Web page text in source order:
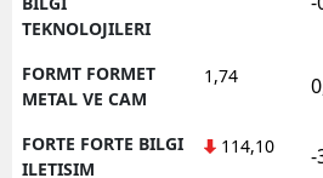
TEKNOLOJILERI
FORMT FORMET
METAL VE CAM
1,74
FORTE FORTE BILGI
ILETISIM
114,10 -